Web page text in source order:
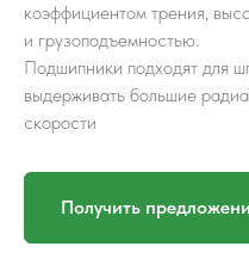
коэффициентом трения,
и грузоподъемностью.
Подшипники подходят для
выдерживать большие
скорости
Получить